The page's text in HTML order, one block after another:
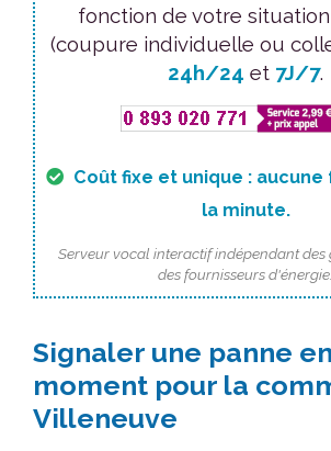
fonction de votre
(coupure individuelle ou
24h/24 et 7J/7.
Coût fixe et unique :
la minute.
Serveur vocal interactif indépendant des
des fournisseurs d'énergie.
Signaler une panne
moment pour la
Villeneuve